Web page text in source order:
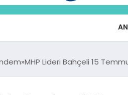
MHP Lideri Bahçeli 15